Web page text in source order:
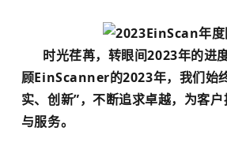
客户支持
资讯
时光荏苒，转眼间2023年的进度
顾EinScanner的2023年， 我们始
实、创新”，不断追求卓越，为客
与服务。